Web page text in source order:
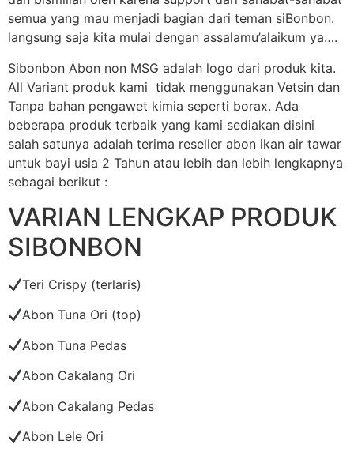
semua yang mau menjadi bagian dari teman siBonbon.
langsung saja kita mulai dengan assalamu’alaikum ya….
Sibonbon Abon non MSG adalah logo dari produk kita.
All Variant produk kami tidak menggunakan Vetsin dan
Tanpa bahan pengawet kimia seperti borax. Ada
beberapa produk terbaik yang kami sediakan disini
salah satunya adalah terima reseller abon ikan air tawar
untuk bayi usia 2 Tahun atau lebih dan lebih lengkapnya
sebagai berikut :
VARIAN LENGKAP PRODUK
SIBONBON
Teri Crispy (terlaris)
Abon Tuna Ori (top)
Abon Tuna Pedas
Abon Cakalang Ori
Abon Cakalang Pedas
Abon Lele Ori